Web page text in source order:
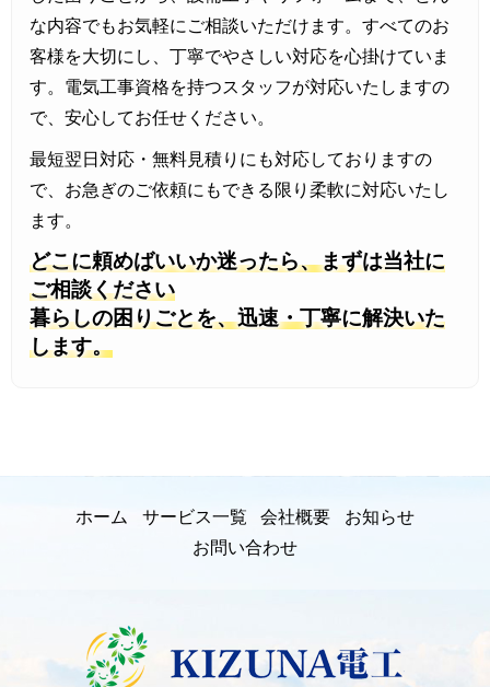
2026年7月3日
おきなわ省エネ家電購入応援キャ
ンペーン7月3日時点の申請状況の
お知らせ
な内容でもお気軽にご相談いただけます。すべてのお
客様を大切にし、丁寧でやさしい対応を心掛けていま
す。電気工事資格を持つスタッフが対応いたしますの
で、安心してお任せください。
最短翌日対応・無料見積りにも対応しておりますの
で、お急ぎのご依頼にもできる限り柔軟に対応いたし
ます。
どこに頼めばいいか迷ったら、まずは当社に
ご相談ください
暮らしの困りごとを、迅速・丁寧に解決いた
します。
ホーム サービス一覧 会社概要
お知らせ
お問い合わせ